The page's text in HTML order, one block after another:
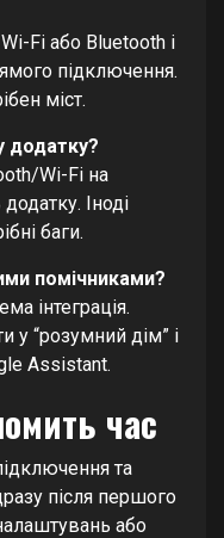
Fi або Bluetooth і
підключення.
міст.
додатку?
Wi-Fi на
Іноді
баги.
помічниками?
інтеграція.
у “розумний дім” і
Assistant.
час
та
після першого
або